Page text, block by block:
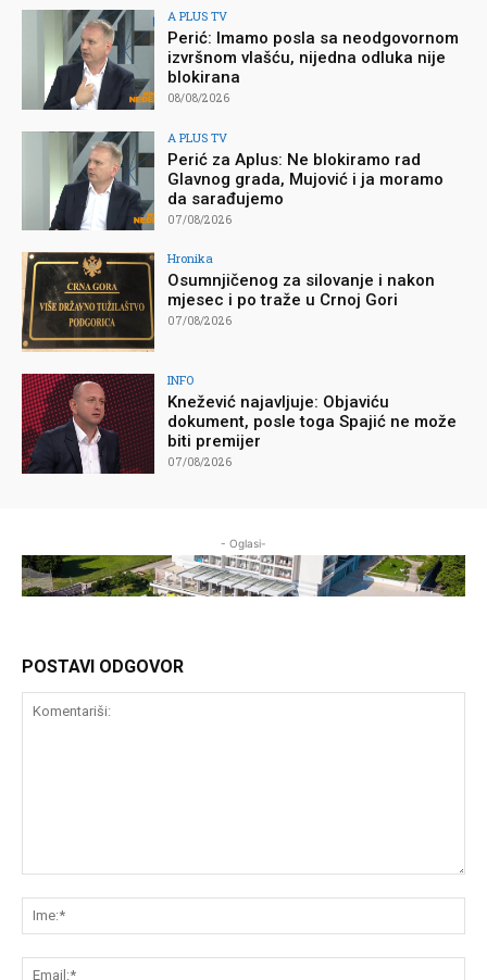
A PLUS TV
Perić: Imamo posla sa neodgovornom
izvršnom vlašću, nijedna odluka nije
blokirana
08/08/2026
A PLUS TV
Perić za Aplus: Ne blokiramo rad
Glavnog grada, Mujović i ja moramo
da sarađujemo
07/08/2026
Hronika
Osumnjičenog za silovanje i nakon
mjesec i po traže u Crnoj Gori
07/08/2026
INFO
Knežević najavljuje: Objaviću
dokument, posle toga Spajić ne može
biti premijer
07/08/2026
- Oglasi-
POSTAVI ODGOVOR